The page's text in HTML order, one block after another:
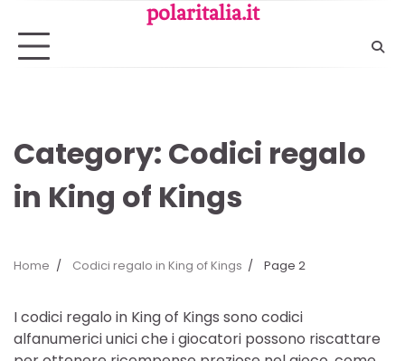
content
polaritalia.it
Category: Codici regalo
in King of Kings
Home Codici regalo in King of Kings Page 2
I codici regalo in King of Kings sono codici
alfanumerici unici che i giocatori possono riscattare